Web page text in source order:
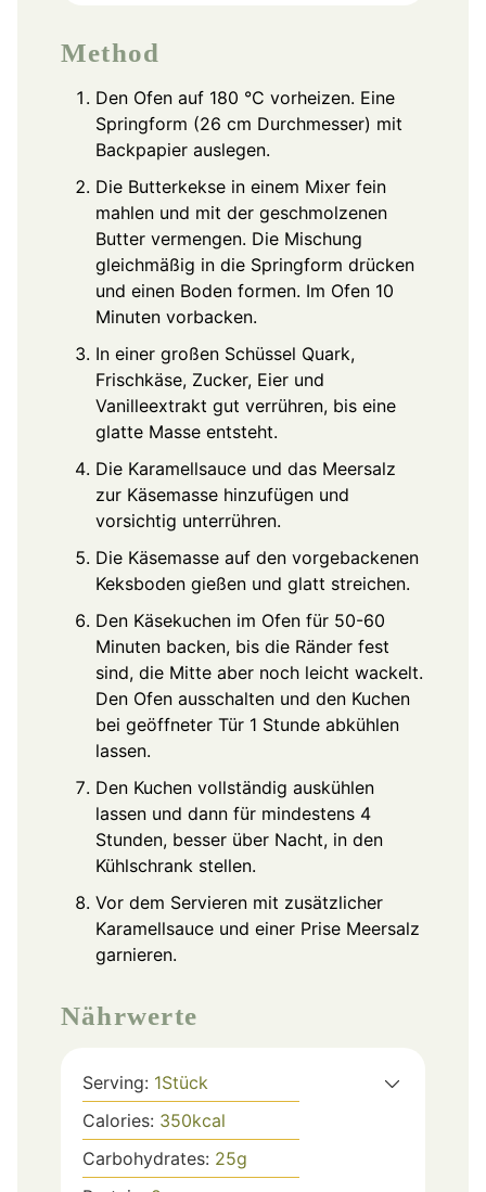
Method
Den Ofen auf 180 °C vorheizen. Eine
Springform (26 cm Durchmesser) mit
Backpapier auslegen.
Die Butterkekse in einem Mixer fein
mahlen und mit der geschmolzenen
Butter vermengen. Die Mischung
gleichmäßig in die Springform drücken
und einen Boden formen. Im Ofen 10
Minuten vorbacken.
In einer großen Schüssel Quark,
Frischkäse, Zucker, Eier und
Vanilleextrakt gut verrühren, bis eine
glatte Masse entsteht.
Die Karamellsauce und das Meersalz
zur Käsemasse hinzufügen und
vorsichtig unterrühren.
Die Käsemasse auf den vorgebackenen
Keksboden gießen und glatt streichen.
Den Käsekuchen im Ofen für 50-60
Minuten backen, bis die Ränder fest
sind, die Mitte aber noch leicht wackelt.
Den Ofen ausschalten und den Kuchen
bei geöffneter Tür 1 Stunde abkühlen
lassen.
Den Kuchen vollständig auskühlen
lassen und dann für mindestens 4
Stunden, besser über Nacht, in den
Kühlschrank stellen.
Vor dem Servieren mit zusätzlicher
Karamellsauce und einer Prise Meersalz
garnieren.
Nährwerte
Serving: 1Stück
Calories: 350kcal
Carbohydrates: 25g